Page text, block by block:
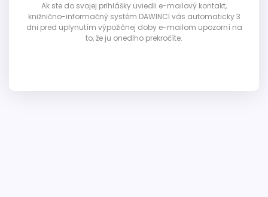
Ak ste do svojej prihlášky uviedli e-mailový kontakt,
knižnično-informačný systém DAWINCI vás automaticky 3
dni pred uplynutím výpožičnej doby e-mailom upozorní na
to, že ju onedlho prekročíte.